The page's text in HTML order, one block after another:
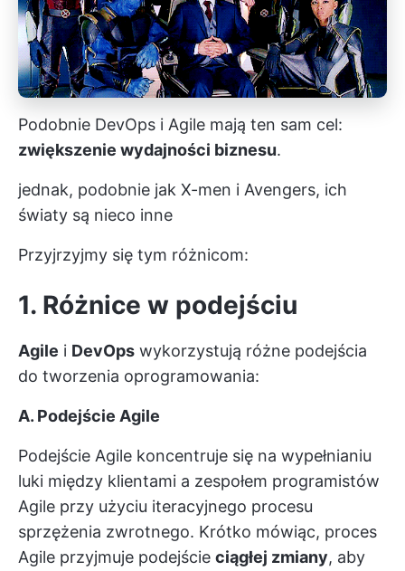
Podobnie DevOps i Agile mają ten sam cel:
zwiększenie wydajności biznesu.
jednak, podobnie jak X-men i Avengers, ich
światy są nieco inne
Przyjrzyjmy się tym różnicom:
1. Różnice w podejściu
Agile i DevOps wykorzystują różne podejścia
do tworzenia oprogramowania:
A. Podejście Agile
Podejście Agile koncentruje się na wypełnianiu
luki między klientami a zespołem programistów
Agile przy użyciu iteracyjnego procesu
sprzężenia zwrotnego. Krótko mówiąc, proces
Agile przyjmuje podejście ciągłej zmiany, aby